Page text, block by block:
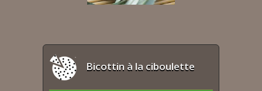
Bicottin à la ciboulette